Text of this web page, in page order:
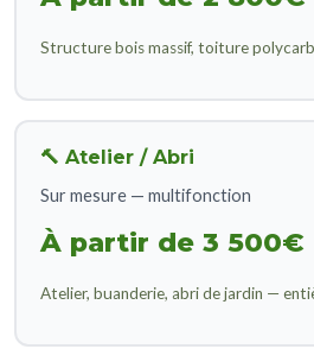
Structure bois massif, toiture
🔨 Atelier / Abri
Sur mesure — multifonction
À partir de 3 500€
Atelier, buanderie, abri de jardin —